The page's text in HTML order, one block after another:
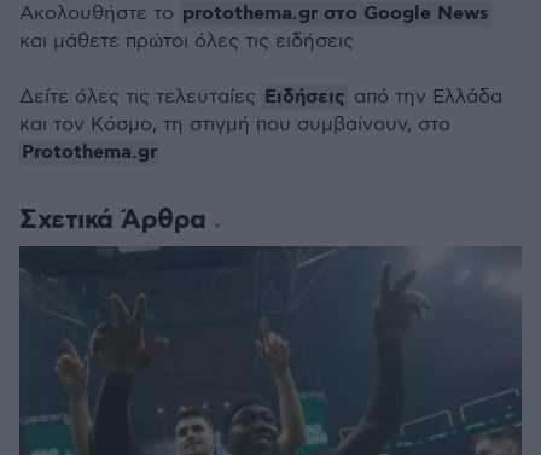
Σχετικά Άρθρα
Ακολουθήστε το protothema.gr στο Google News
και μάθετε πρώτοι όλες τις ειδήσεις
Δείτε όλες τις τελευταίες Ειδήσεις από την Ελλάδα
και τον Κόσμο, τη στιγμή που συμβαίνουν, στο
Protothema.gr